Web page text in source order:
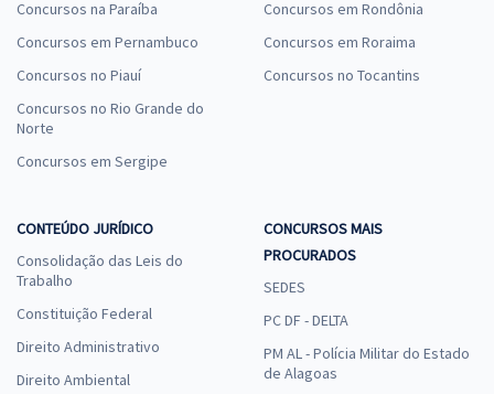
Concursos na Paraíba
Concursos em Pernambuco
Concursos no Piauí
Concursos no Rio Grande do
Norte
Concursos em Sergipe
Concursos em Rondônia
Concursos em Roraima
Concursos no Tocantins
CONTEÚDO JURÍDICO
Consolidação das Leis do
Trabalho
Constituição Federal
Direito Administrativo
Direito Ambiental
CONCURSOS MAIS
PROCURADOS
SEDES
PC DF - DELTA
PM AL - Polícia Militar do Estado
de Alagoas